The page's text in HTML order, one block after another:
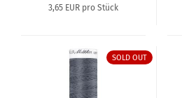
3,65 EUR pro Stück
SOLD OUT